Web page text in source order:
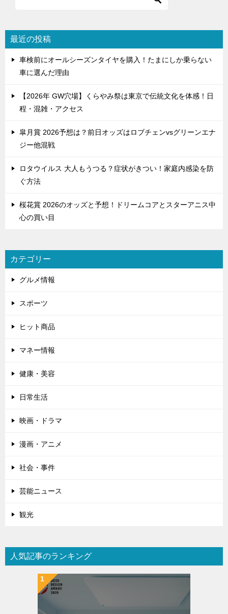
シ
ョ
最近の投稿
車検前にオールシーズンタイヤを購入！たまにしか乗らない
車に選んだ理由
【2026年 GW穴場】くらやみ祭は東京で伝統文化を体感！日
程・混雑・アクセス
皐月賞 2026予想は？前日オッズはロブチェンvsグリーンエナ
ジー他混戦
ロタウイルス 大人もうつる？症状がきつい！家庭内感染を防
ぐ方法
桜花賞 2026のオッズと予想！ドリームコアとスターアニス中
心の買い目
カテゴリー
グルメ情報
スポーツ
ヒット商品
マネー情報
健康・美容
日常生活
映画・ドラマ
漫画・アニメ
社会・事件
芸能ニュース
観光
人気記事のランキング